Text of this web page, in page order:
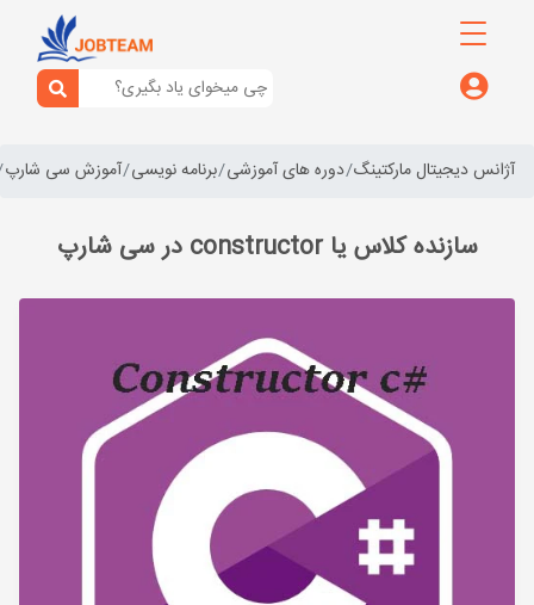
آژانس دیجیتال مارکتینگ دوره های آموزشی برنامه نویسی آموزش سی شارپ
سازنده کلاس یا constructor در سی شارپ